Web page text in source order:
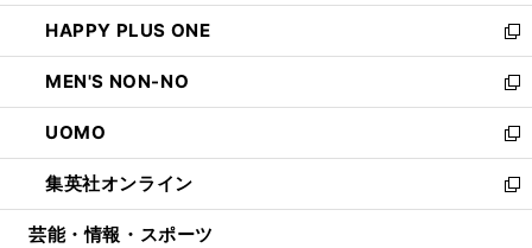
開
く
ウ
で
開
く
ン
ド
ウ
で
開
く
ウ
ィ
ン
ド
ウ
で
開
く
し
い
ウ
ィ
ン
ド
ウ
で
開
HAPPY PLUS ONE
新
し
い
ウ
ィ
ン
ド
ウ
MEN'S NON-NO
新
し
い
ウ
ィ
ン
UOMO
新
し
い
ウ
集英社オンライン
新
し
芸能・情報・スポーツ